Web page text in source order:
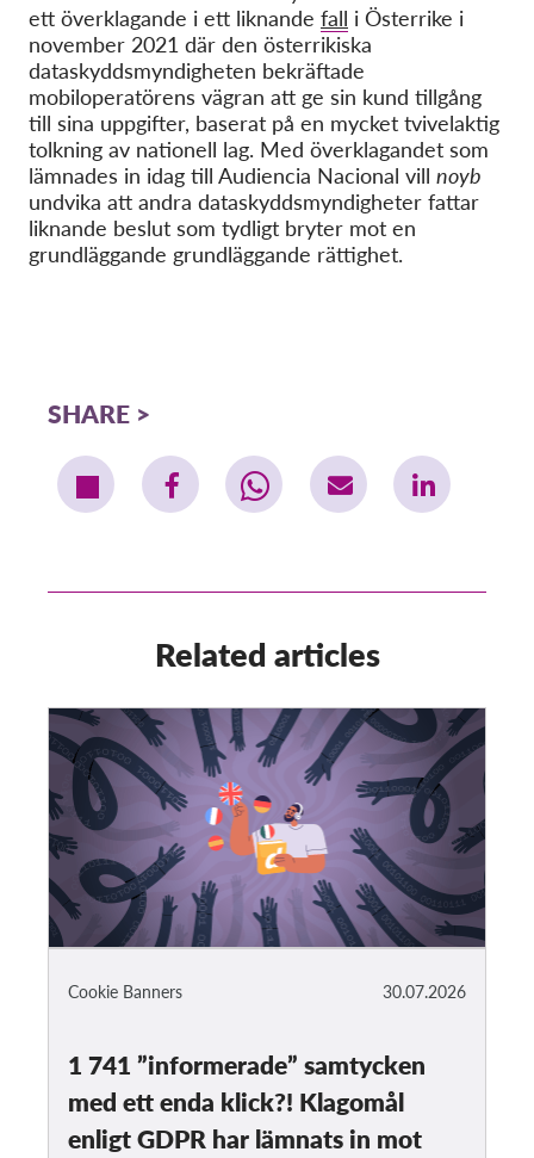
ett överklagande i ett liknande fall i Österrike i
november 2021 där den österrikiska
dataskyddsmyndigheten bekräftade
mobiloperatörens vägran att ge sin kund tillgång
till sina uppgifter, baserat på en mycket tvivelaktig
tolkning av nationell lag. Med överklagandet som
lämnades in idag till Audiencia Nacional vill noyb
undvika att andra dataskyddsmyndigheter fattar
liknande beslut som tydligt bryter mot en
grundläggande grundläggande rättighet.
SHARE
Related articles
30.07.2026
Cookie Banners
1 741 ”informerade” samtycken
med ett enda klick?! Klagomål
enligt GDPR har lämnats in mot